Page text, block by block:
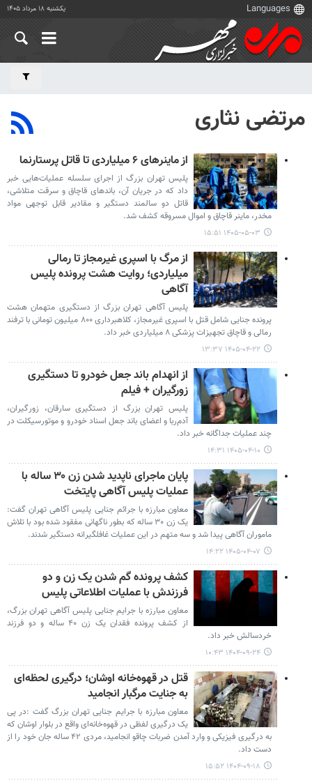
یکشنبه ۱۸ مرداد ۱۴۰۵
مرتضی نثاری
از ماینرهای ۶ میلیاردی تا قاتل پرستارنما
پلیس تهران بزرگ از اجرای سلسله عملیات‌هایی خبر
داد که در جریان آن، باندهای قاچاق و سرقت متلاشی،
قاتل دو سالمند دستگیر و مقادیر قابل توجهی مواد
مخدر، ماینر قاچاق و اموال مسروقه کشف شد.
۱۴۰۵-۰۵-۰۳ ۱۵:۵۱
از مرگ با اسپری غیرمجاز تا رمالی
میلیاردی؛ روایت هشت پرونده پلیس
آگاهی
پلیس آگاهی تهران بزرگ از دستگیری متهمان هشت
پرونده جنایی شامل قتل با اسپری غیرمجاز، کلاهبرداری ۸۰۰ میلیون تومانی با ترفند
رمالی و قاچاق تجهیزات پزشکی ۸ میلیاردی خبر داد.
۱۴۰۵-۰۴-۲۲ ۱۳:۳۷
از انهدام باند جعل خودرو تا دستگیری
زورگیران + فیلم
پلیس تهران بزرگ از دستگیری سارقان، زورگیران،
آدم‌ربا و اعضای باند جعل اسناد خودرو و موتورسیکلت در
چند عملیات جداگانه خبر داد.
۱۴۰۵-۰۴-۱۰ ۱۴:۳۱
پایان ماجرای ناپدید شدن زن ۳۰ ساله با
عملیات پلیس آگاهی پایتخت
معاون مبارزه با جرائم جنایی پلیس آگاهی تهران گفت:
یک زن ۳۰ ساله که بطور ناگهانی مفقود شده بود با تلاش
ماموران آگاهی پیدا شد و سه متهم در این عملیات غافلگیرانه دستگیر شدند.
۱۴۰۵-۰۴-۰۷ ۱۴:۲۲
کشف پرونده گم شدن یک زن و دو
فرزندش با عملیات اطلاعاتی پلیس
معاون مبارزه با جرایم جنایی پلیس آگاهی تهران بزرگ،
از کشف پرونده فقدان یک زن ۴۰ ساله و دو فرزند
خردسالش خبر داد.
۱۴۰۴-۰۹-۲۴ ۱۰:۴۳
قتل در قهوه‌خانه اوشان؛ درگیری لحظه‌ای
به جنایت مرگبار انجامید
معاون مبارزه با جرایم جنایی تهران بزرگ گفت :در پی
یک درگیری لفظی در قهوه‌خانه‌ای واقع در بلوار اوشان که
به درگیری فیزیکی و وارد آمدن ضربات چاقو انجامید، مردی ۴۲ ساله جان خود را از
دست داد.
۱۴۰۴-۰۹-۱۸ ۱۵:۵۲